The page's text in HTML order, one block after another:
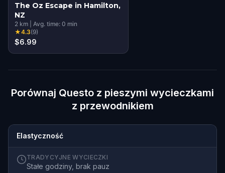
The Oz Escape in Hamilton,
NZ
2 km Avg. time: 0 min
★4.3(9)
$6.99
Porównaj Questo z pieszymi wycieczkami
z przewodnikiem
Elastyczność
TRADYCYJNE WYCIECZKI
Stałe godziny, brak pauz